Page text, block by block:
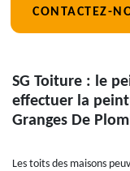
CONTACTEZ-
SG Toiture : le
effectuer la
Granges De
Les toits des maisons